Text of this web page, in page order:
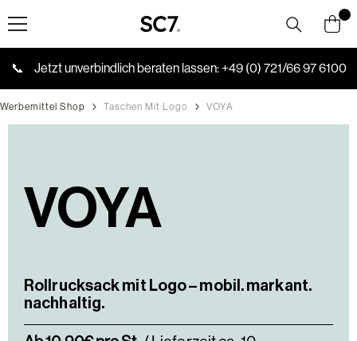
Skip to content
📞 Jetzt unverbindlich beraten lassen:+49 (0) 721/66 97 6100
Werbemittel Shop Taschen Mit Logo VOYA
VOYA
Rollrucksack mit Logo – mobil. markant.
nachhaltig.